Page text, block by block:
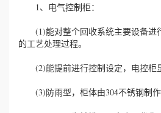
1、电气控制柜：
(1)能对整个回收系统主要设备进
的工艺处理过程。
(2)能提前进行控制设定，电控柜
(3)防雨型，柜体由304不锈钢制作